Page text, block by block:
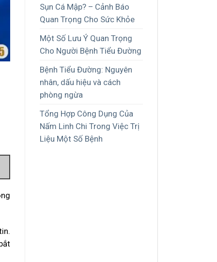
Sụn Cá Mập? – Cảnh Báo
Quan Trọng Cho Sức Khỏe
Một Số Lưu Ý Quan Trọng
Cho Người Bệnh Tiểu Đường
Bệnh Tiểu Đường: Nguyên
nhân, dấu hiệu và cách
phòng ngừa
Tổng Hợp Công Dụng Của
Nấm Linh Chi Trong Việc Trị
Liệu Một Số Bệnh